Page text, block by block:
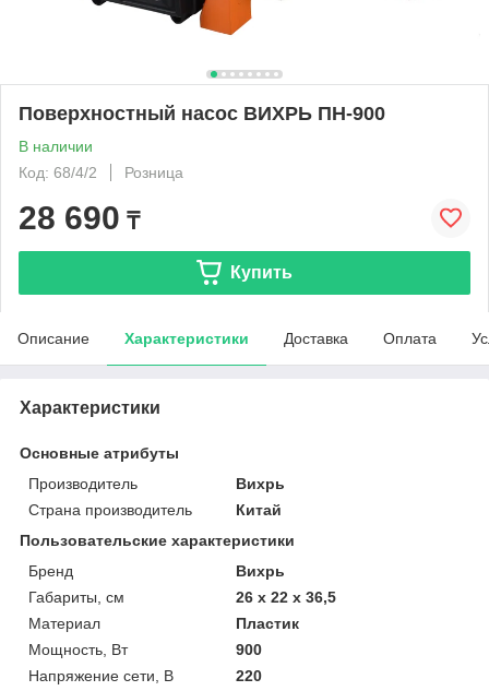
Поверхностный насос ВИХРЬ ПН-900
В наличии
Код: 68/4/2
Розница
28 690 ₸
Купить
Описание Характеристики Доставка Оплата
Характеристики
Основные атрибуты
Производитель
Вихрь
Страна производитель
Китай
Пользовательские характеристики
Бренд
Вихрь
Габариты, см
26 х 22 х 36,5
Материал
Пластик
Мощность, Вт
900
Напряжение сети, В
220